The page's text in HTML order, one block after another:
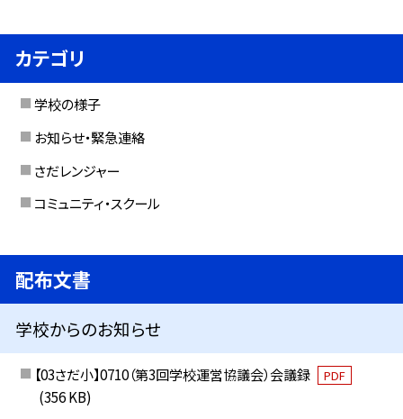
カテゴリ
学校の様子
お知らせ・緊急連絡
さだレンジャー
コミュニティ・スクール
配布文書
学校からのお知らせ
【03さだ小】0710（第3回学校運営協議会）会議録 PDF
(356 KB)